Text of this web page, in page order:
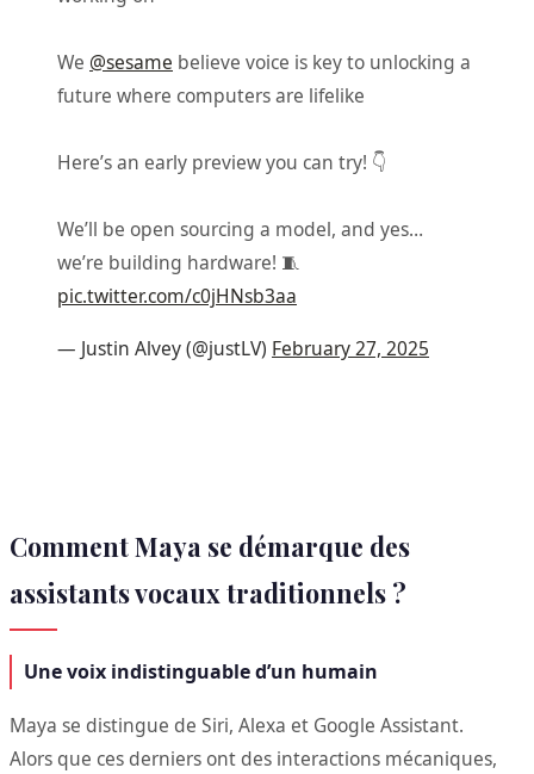
We @sesame believe voice is key to unlocking a
future where computers are lifelike
Here’s an early preview you can try! 👇
We’ll be open sourcing a model, and yes…
we’re building hardware! 🧵
pic.twitter.com/c0jHNsb3aa
— Justin Alvey (@justLV) February 27, 2025
Comment Maya se démarque des
assistants vocaux traditionnels ?
Une voix indistinguable d’un humain
Maya se distingue de Siri, Alexa et Google Assistant.
Alors que ces derniers ont des interactions mécaniques,